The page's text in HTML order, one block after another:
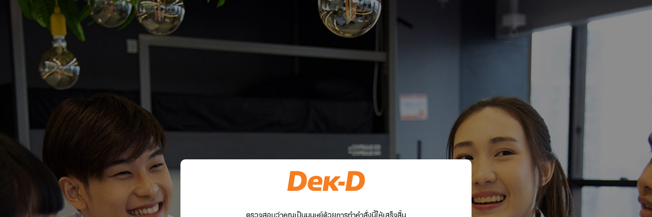
ตรวจสอบว่าคุณเป็นมนุษย์ด้วยการทำคำสั่งนี้ให้เสร็จสิ้น